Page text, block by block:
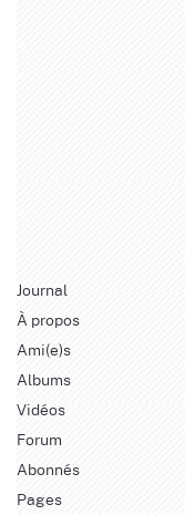
Journal
À propos
Ami(e)s
Albums
Vidéos
Forum
Abonnés
Pages